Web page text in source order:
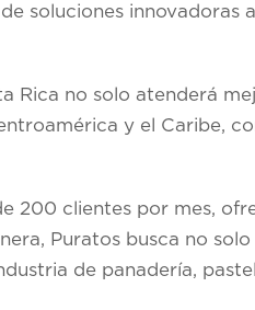
soluciones innovadoras
Rica no solo atenderá
y el Caribe,
200 clientes por mes,
Puratos busca no
de panadería,